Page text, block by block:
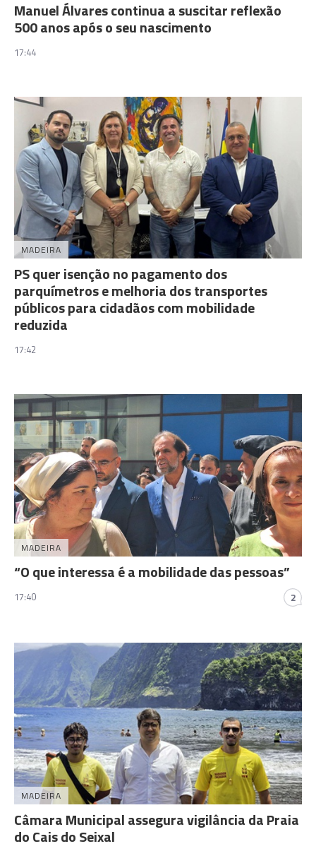
Manuel Álvares continua a suscitar reflexão
500 anos após o seu nascimento
17:44
MADEIRA
PS quer isenção no pagamento dos
parquímetros e melhoria dos transportes
públicos para cidadãos com mobilidade
reduzida
17:42
MADEIRA
“O que interessa é a mobilidade das pessoas”
17:40 2
MADEIRA
Câmara Municipal assegura vigilância da Praia
do Cais do Seixal